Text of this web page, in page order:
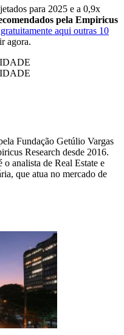
para 2025 e a 0,9x
pela Empiricus
aqui outras 10
agora.
Fundação Getúlio Vargas
Research desde 2016.
analista de Real Estate e
que atua no mercado de